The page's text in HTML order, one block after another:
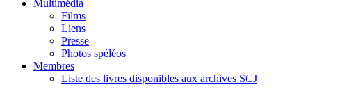
Multimédia
Films
Liens
Presse
Photos spéléos
Membres
Liste des livres disponibles aux archives SCJ